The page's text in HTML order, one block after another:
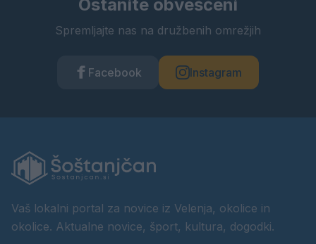
Ostanite obveščeni
Spremljajte nas na družbenih omrežjih
Facebook Instagram
Vaš lokalni portal za novice iz Velenja, okolice in
okolice. Aktualne novice, šport, kultura, dogodki.